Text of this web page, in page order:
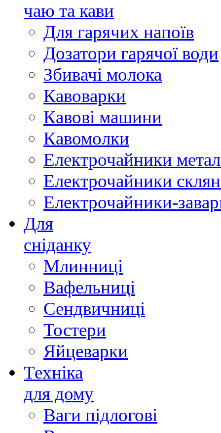
чаю та кави
Для гарячих напоїв
Дозатори гарячої води
Збивачі молока
Кавоварки
Кавові машини
Кавомолки
Електрочайники
Електрочайники
Електрочайники-
Для
сніданку
Млинниці
Вафельниці
Сендвичниці
Тостери
Яйцеварки
Техніка
для дому
Ваги підлогові